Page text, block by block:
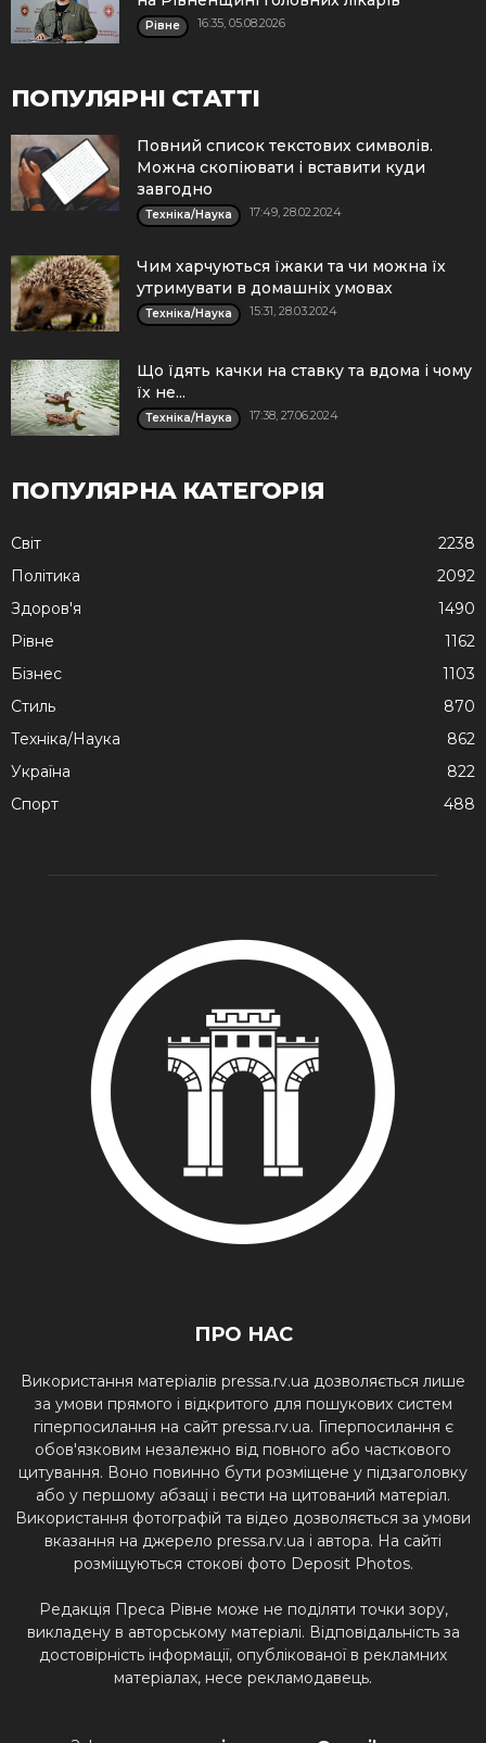
Рівне 16:35, 05.08.2026
ПОПУЛЯРНІ СТАТТІ
Повний список текстових символів.
Можна скопіювати і вставити куди
завгодно
Техніка/Наука 17:49, 28.02.2024
Чим харчуються їжаки та чи можна їх
утримувати в домашніх умовах
Техніка/Наука 15:31, 28.03.2024
Що їдять качки на ставку та вдома і чому
їх не...
Техніка/Наука 17:38, 27.06.2024
ПОПУЛЯРНА КАТЕГОРІЯ
Cвіт
2238
Політика
2092
Здоров'я
1490
Рівне
1162
Бізнес
1103
Стиль
870
Техніка/Наука
862
Україна
822
Спорт
488
ПРО НАС
Використання матеріалів pressa.rv.ua дозволяється лише
за умови прямого і відкритого для пошукових систем
гіперпосилання на сайт pressa.rv.ua. Гіперпосилання є
обов'язковим незалежно від повного або часткового
цитування. Воно повинно бути розміщене у підзаголовку
або у першому абзаці і вести на цитований матеріал.
Використання фотографій та відео дозволяється за умови
вказання на джерело pressa.rv.ua і автора. На сайті
розміщуються стокові фото Deposit Photos.
Редакція Преса Рівне може не поділяти точки зору,
викладену в авторському матеріалі. Відповідальність за
достовірність інформації, опублікованої в рекламних
матеріалах, несе рекламодавець.